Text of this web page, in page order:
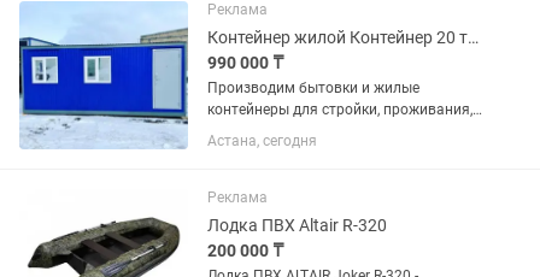
Реклама
Контейнер жилой Контейнер 20 тонн Контейнер 40 тонн Бытовка
990 000 ₸
Производим бытовки и жилые
контейнеры для стройки, проживания,
охраны и склада. Работаем как
обычное производство: есть склад,
сроки. В наличии есть стандартные...
Астана, сегодня
Реклама
Лодка ПВХ Altair R-320
200 000 ₸